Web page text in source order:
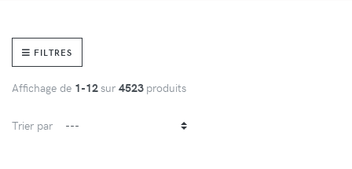
FILTRES
Affichage de 1-12sur 4523 produits
Trier par